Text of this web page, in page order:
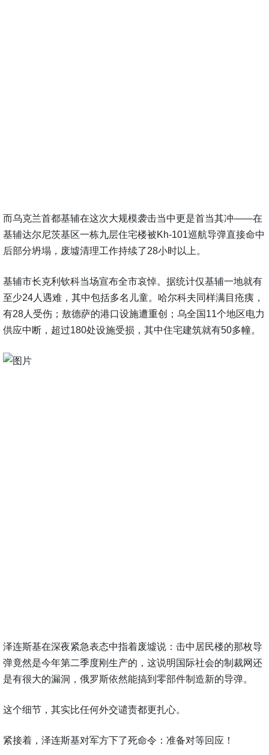
而乌克兰首都基辅在这次大规模袭击当中更是首当其冲——在
基辅达尔尼茨基区一栋九层住宅楼被Kh-101巡航导弹直接命中
后部分坍塌，废墟清理工作持续了28小时以上。
基辅市长克利钦科当场宣布全市哀悼。据统计仅基辅一地就有
至少24人遇难，其中包括多名儿童。哈尔科夫同样满目疮痍，
有28人受伤；敖德萨的港口设施遭重创；乌全国11个地区电力
供应中断，超过180处设施受损，其中住宅建筑就有50多幢。
泽连斯基在深夜紧急表态中指着废墟说：击中居民楼的那枚导
弹竟然是今年第二季度刚生产的，这说明国际社会的制裁网还
是有很大的漏洞，俄罗斯依然能搞到零部件制造新的导弹。
这个细节，其实比任何外交谴责都更扎心。
紧接着，泽连斯基对军方下了死命令：准备对等回应！